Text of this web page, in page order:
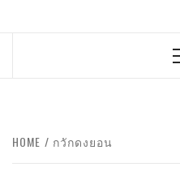
HOME กวักดงยอน